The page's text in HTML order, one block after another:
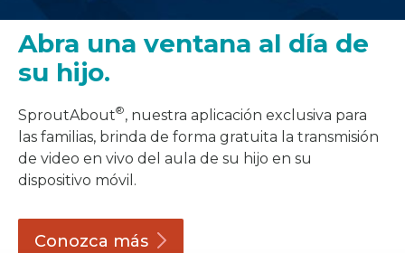
Abra una ventana al día de
su hijo.
SproutAbout®, nuestra aplicación exclusiva para
las familias, brinda de forma gratuita la transmisión
de video en vivo del aula de su hijo en su
dispositivo móvil.
Conozca más